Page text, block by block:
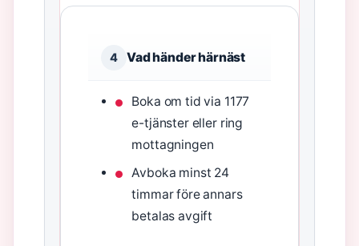
4 Vad händer härnäst
Boka om tid via 1177
e-tjänster eller ring
mottagningen
Avboka minst 24
timmar före annars
betalas avgift